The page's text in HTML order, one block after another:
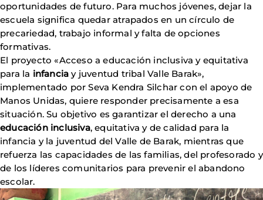
oportunidades de futuro. Para muchos jóvenes, dejar la
escuela significa quedar atrapados en un círculo de
precariedad, trabajo informal y falta de opciones
formativas.
El proyecto «Acceso a educación inclusiva y equitativa
para la infanciay juventud tribal Valle Barak»,
implementado por Seva Kendra Silchar con el apoyo de
Manos Unidas, quiere responder precisamente a esa
situación. Su objetivo es garantizar el derecho a una
educación inclusiva, equitativa y de calidad para la
infancia y la juventud del Valle de Barak, mientras que
refuerza las capacidades de las familias, del profesorado y
de los líderes comunitarios para prevenir el abandono
escolar.
Imagen